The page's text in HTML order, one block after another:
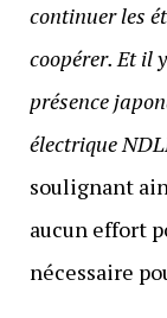
continuer les
coopérer. Et il
présence
électrique
soulignant
aucun effort
nécessaire